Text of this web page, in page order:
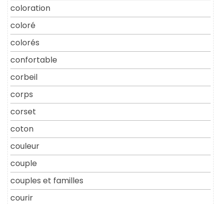
coloration
coloré
colorés
confortable
corbeil
corps
corset
coton
couleur
couple
couples et familles
courir